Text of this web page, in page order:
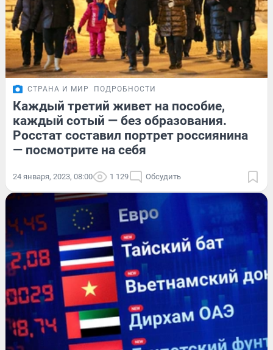
СТРАНА И МИР ПОДРОБНОСТИ
Каждый третий живет на пособие,
каждый сотый — без образования.
Росстат составил портрет россиянина
— посмотрите на себя
24 января, 2023, 08:00 1 129 Обсудить